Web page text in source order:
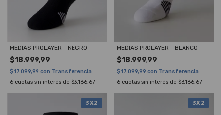
MEDIAS PROLAYER - NEGRO
$18.999,99
$17.099,99 con Transferencia
6 cuotas sin interés de $3.166,67
MEDIAS PROLAYER - BLANCO
$18.999,99
$17.099,99 con Transferencia
6 cuotas sin interés de $3.166,67
3X2 3X2